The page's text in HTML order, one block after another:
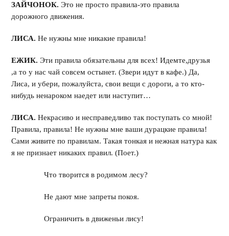
ЗАЙЧОНОК.Это не просто правила-это правила
дорожного движения.
ЛИСА.Не нужны мне никакие правила!
ЕЖИК. Эти правила обязательны для всех! Идемте,друзья
,а то у нас чай совсем остынет. (Звери идут в кафе.) Да,
Лиса, и убери, пожалуйста, свои вещи с дороги, а то кто-
нибудь ненароком наедет или наступит…
ЛИСА.Некрасиво и несправедливо так поступать со мной!
Правила, правила! Не нужны мне ваши дурацкие правила!
Сами живите по правилам. Такая тонкая и нежная натура как
я не признает никаких правил. (Поет.)
Что творится в родимом лесу?
Не дают мне запреты покоя.
Ограничить в движеньи лису!